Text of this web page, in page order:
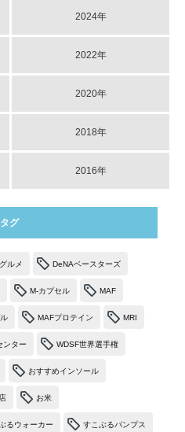
2024年
2022年
2020年
2018年
2016年
タグ
ルメ DeNAベースターズ
M-カプセル MAF
MAFプロテイン MRI
ンター WDSF世界選手権
おすすめインソール
お米
るウォーカー すこぶるパンプス